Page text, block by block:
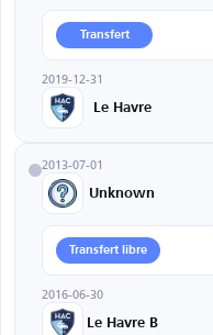
Transfert
2019-12-31
Le Havre
2013-07-01
Unknown
Transfert libre
2016-06-30
Le Havre B